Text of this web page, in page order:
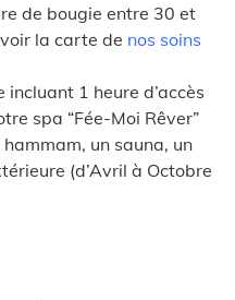
de bougie entre 30 et
la carte de nos soins
1 heure d’accès
spa “Fée-Moi Rêver”
un sauna, un
(d’Avril à Octobre